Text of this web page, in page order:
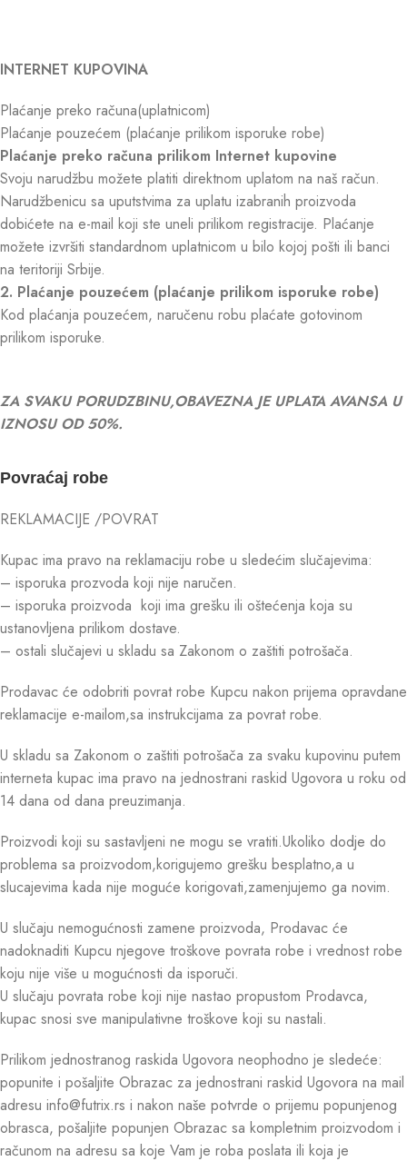
INTERNET KUPOVINA
Plaćanje preko računa(uplatnicom)
Plaćanje pouzećem (plaćanje prilikom isporuke robe)
Plaćanje preko računa prilikom Internet kupovine
Svoju narudžbu možete platiti direktnom uplatom na naš račun.
Narudžbenicu sa uputstvima za uplatu izabranih proizvoda
dobićete na e-mail koji ste uneli prilikom registracije. Plaćanje
možete izvršiti standardnom uplatnicom u bilo kojoj pošti ili banci
na teritoriji Srbije.
2. Plaćanje pouzećem (plaćanje prilikom isporuke robe)
Kod plaćanja pouzećem, naručenu robu plaćate gotovinom
prilikom isporuke.
ZA SVAKU PORUDZBINU,OBAVEZNA JE UPLATA AVANSA U
IZNOSU OD 50%.
Povraćaj robe
REKLAMACIJE /POVRAT
Kupac ima pravo na reklamaciju robe u sledećim slučajevima:
– isporuka prozvoda koji nije naručen.
– isporuka proizvoda koji ima grešku ili oštećenja koja su
ustanovljena prilikom dostave.
– ostali slučajevi u skladu sa Zakonom o zaštiti potrošača.
Prodavac će odobriti povrat robe Kupcu nakon prijema opravdane
reklamacije e-mailom,sa instrukcijama za povrat robe.
U skladu sa Zakonom o zaštiti potrošača za svaku kupovinu putem
interneta kupac ima pravo na jednostrani raskid Ugovora u roku od
14 dana od dana preuzimanja.
Proizvodi koji su sastavljeni ne mogu se vratiti.Ukoliko dodje do
problema sa proizvodom,korigujemo grešku besplatno,a u
slucajevima kada nije moguće korigovati,zamenjujemo ga novim.
U slučaju nemogućnosti zamene proizvoda, Prodavac će
nadoknaditi Kupcu njegove troškove povrata robe i vrednost robe
koju nije više u mogućnosti da isporuči.
U slučaju povrata robe koji nije nastao propustom Prodavca,
kupac snosi sve manipulativne troškove koji su nastali.
Prilikom jednostranog raskida Ugovora neophodno je sledeće:
popunite i pošaljite Obrazac za jednostrani raskid Ugovora na mail
adresu info@futrix.rs i nakon naše potvrde o prijemu popunjenog
obrasca, pošaljite popunjen Obrazac sa kompletnim proizvodom i
računom na adresu sa koje Vam je roba poslata ili koja je